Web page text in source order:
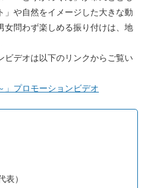
」や自然をイメージした大きな動
女問わず楽しめる振り付けは、地
ビデオは以下のリンクからご覧い
」プロモーションビデオ
）